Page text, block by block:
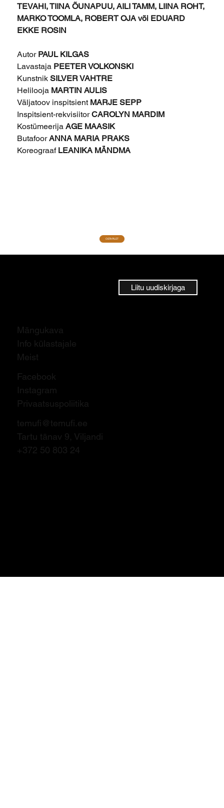
TEVAHI, TIINA ÕUNAPUU, AILI TAMM, LIINA ROHT,
MARKO TOOMLA, ROBERT OJA või EDUARD
EKKE ROSIN
Autor PAUL KILGAS
Lavastaja PEETER VOLKONSKI
Kunstnik SILVER VAHTRE
Helilooja MARTIN AULIS
Väljatoov inspitsientMARJE SEPP
Inspitsient-rekvisiitorCAROLYN MARDIM
KostümeerijaAGE MAASIK
ButafoorANNA MARIA PRAKS
Koreograaf LEANIKA MÄNDMA
OSTA PILET
Liitu uudiskirjaga
Mängukava
Info külastajale
Meist
Facebook
Instagram
Privaatsuspoliitika
temufi@temufi.ee
Tartu tänav 9, Viljandi
+372 50 803 24